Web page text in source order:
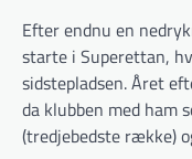
Efter endnu en
starte i Superettan,
sidstepladsen. Året
da klubben med ham
(tredjebedste række)